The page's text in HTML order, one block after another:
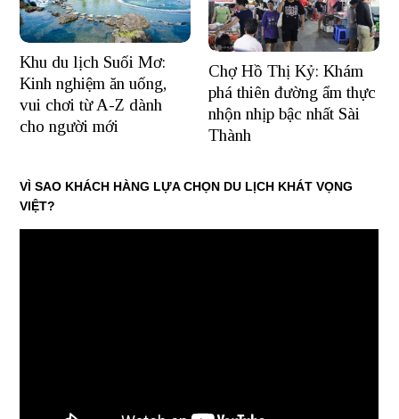
Khu du lịch Suối Mơ:
Kinh nghiệm ăn uống,
vui chơi từ A-Z dành
cho người mới
Chợ Hồ Thị Kỷ: Khám
phá thiên đường ẩm thực
nhộn nhịp bậc nhất Sài
Thành
VÌ SAO KHÁCH HÀNG LỰA CHỌN DU LỊCH KHÁT VỌNG
VIỆT?